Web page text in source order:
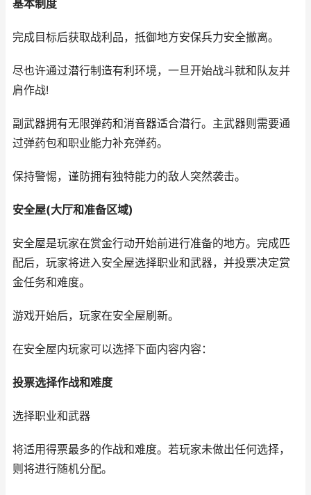
基本制度
完成目标后获取战利品，抵御地方安保兵力安全撤离。
尽也许通过潜行制造有利环境，一旦开始战斗就和队友并
肩作战!
副武器拥有无限弹药和消音器适合潜行。主武器则需要通
过弹药包和职业能力补充弹药。
保持警惕，谨防拥有独特能力的敌人突然袭击。
安全屋(大厅和准备区域)
安全屋是玩家在赏金行动开始前进行准备的地方。完成匹
配后，玩家将进入安全屋选择职业和武器，并投票决定赏
金任务和难度。
游戏开始后，玩家在安全屋刷新。
在安全屋内玩家可以选择下面内容内容：
投票选择作战和难度
选择职业和武器
将适用得票最多的作战和难度。若玩家未做出任何选择，
则将进行随机分配。